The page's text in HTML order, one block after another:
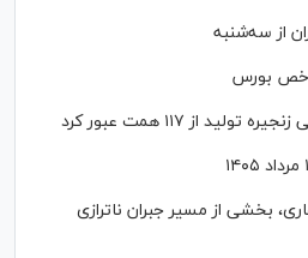
از سه‌شنبه
از ۱۱۷ همت عبور کرد
بخشی از مسیر جبران ناترازی